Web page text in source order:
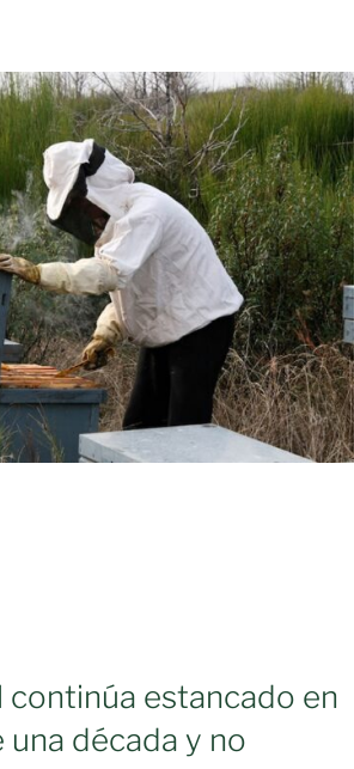
continúa estancado en
una década y no